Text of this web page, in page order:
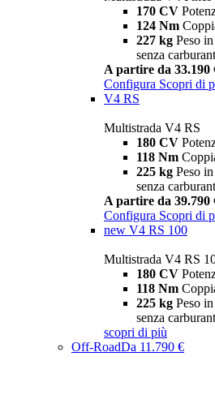
170 CV
124 Nm
227 kg Peso
senza
A partire da 33.190
Configura Scopri di
V4 RS
Multistrada V4 RS
180 CV
118 Nm
225 kg Peso
senza
A partire da 39.790
Configura Scopri di
new V4 RS 100
Multistrada V4 RS
180 CV
118 Nm
225 kg Peso
senza
scopri di più
Off-RoadDa 11.790 €